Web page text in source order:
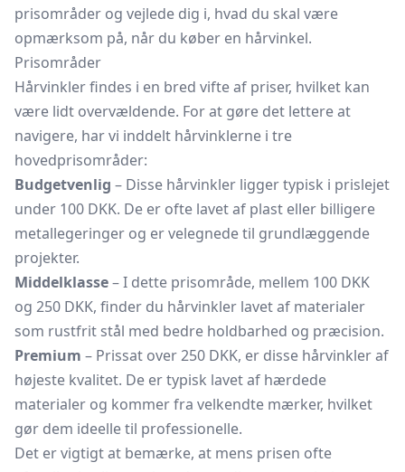
prisområder og vejlede dig i, hvad du skal være
opmærksom på, når du køber en hårvinkel.
Prisområder
Hårvinkler findes i en bred vifte af priser, hvilket kan
være lidt overvældende. For at gøre det lettere at
navigere, har vi inddelt hårvinklerne i tre
hovedprisområder:
Budgetvenlig – Disse hårvinkler ligger typisk i prislejet
under 100 DKK. De er ofte lavet af plast eller billigere
metallegeringer og er velegnede til grundlæggende
projekter.
Middelklasse– I dette prisområde, mellem 100 DKK
og 250 DKK, finder du hårvinkler lavet af materialer
som rustfrit stål med bedre holdbarhed og præcision.
Premium – Prissat over 250 DKK, er disse hårvinkler af
højeste kvalitet. De er typisk lavet af hærdede
materialer og kommer fra velkendte mærker, hvilket
gør dem ideelle til professionelle.
Det er vigtigt at bemærke, at mens prisen ofte